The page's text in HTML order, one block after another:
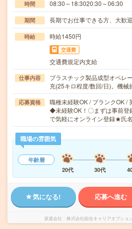
時間 08:30～18:3020:30～06:30
期間 長期でお仕事できる方、大歓
時給 時給1450円
交通費
交通費規定内支給
仕事内容
プラスチック製品成型オペレ
充(25キロ程度/数回/日)。機
応募資格
職種未経験OK / ブランクOK /
◆未経験OK！〇まずは事前登
で気軽にオンライン登録★氏
職場の雰囲気
年齢層
20代
30代
気になる! 応募へ進む
派遣会社 株式会社綜合キャリアオプショ